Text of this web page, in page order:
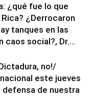
¿qué fue lo que
¿Derrocaron
tanques en las
caos social?, Dr....
no!/
este jueves
defensa de nuestra